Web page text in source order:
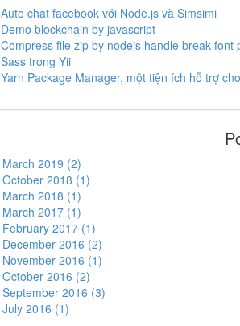
Auto chat facebook với Node.js và Simsimi
Demo blockchain by javascript
Compress file zip by nodejs handle break font
Sass trong Yii
Yarn Package Manager, một tiện ích hỗ trợ
March 2019 (2)
October 2018 (1)
March 2018 (1)
March 2017 (1)
February 2017 (1)
December 2016 (2)
November 2016 (1)
October 2016 (2)
September 2016 (3)
July 2016 (1)